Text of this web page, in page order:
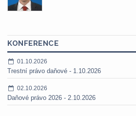
KONFERENCE
01.10.2026
Trestní právo daňové - 1.10.2026
02.10.2026
Daňové právo 2026 - 2.10.2026